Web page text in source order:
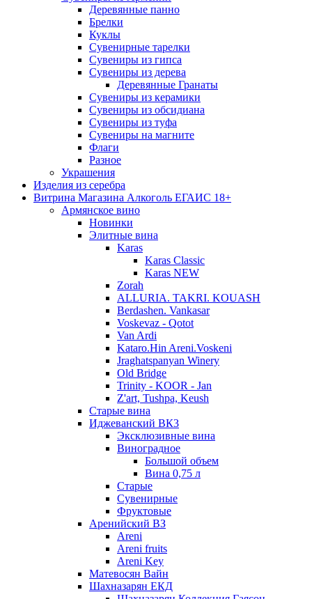
Деревянные панно
Брелки
Куклы
Сувенирные тарелки
Сувениры из гипса
Сувениры из дерева
Деревянные Гранаты
Сувениры из керамики
Сувениры из обсидиана
Сувениры из туфа
Сувениры на магните
Флаги
Разное
Украшения
Изделия из серебра
Витрина Магазина Алкоголь ЕГАИС 18+
Армянское вино
Новинки
Элитные вина
Karas
Karas Classic
Karas NEW
Zorah
ALLURIA. TAKRI. KOUASH
Berdashen. Vankasar
Voskevaz - Qotot
Van Ardi
Kataro.Hin Areni.Voskeni
Jraghatspanyan Winery
Old Bridge
Trinity - KOOR - Jan
Z'art, Tushpa, Keush
Старые вина
Иджеванский ВК3
Эксклюзивные вина
Виноградное
Большой объем
Вина 0,75 л
Старые
Сувенирные
Фруктовые
Аренийский ВЗ
Areni
Areni fruits
Areni Key
Матевосян Вайн
Шахназарян ЕКД